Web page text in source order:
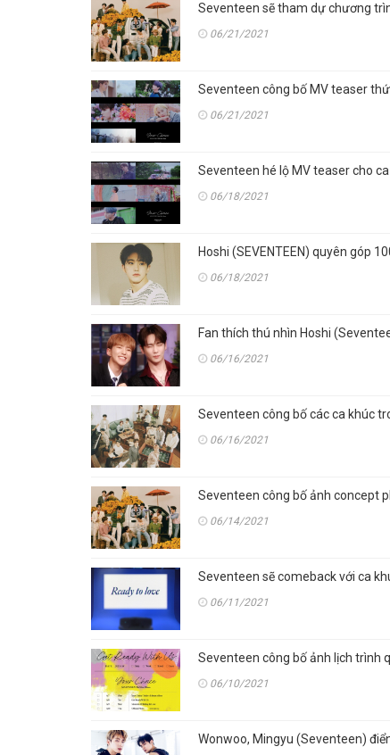
Seventeen sẽ tham dự chương
06/21/2021
Seventeen công bố MV teaser
06/21/2021
Seventeen hé lộ MV teaser cho
06/18/2021
Hoshi (SEVENTEEN) quyên góp
06/18/2021
Fan thích thú nhìn Hoshi
06/16/2021
Seventeen công bố các ca khúc
06/16/2021
Seventeen công bố ảnh concept
06/14/2021
Seventeen sẽ comeback với ca
06/11/2021
Seventeen công bố ảnh lịch trình
06/10/2021
Wonwoo, Mingyu (Seventeen)